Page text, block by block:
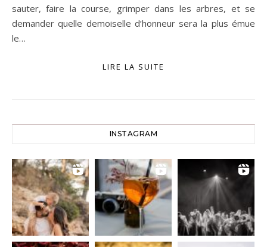
sauter, faire la course, grimper dans les arbres, et se
demander quelle demoiselle d’honneur sera la plus émue
le…
LIRE LA SUITE
INSTAGRAM